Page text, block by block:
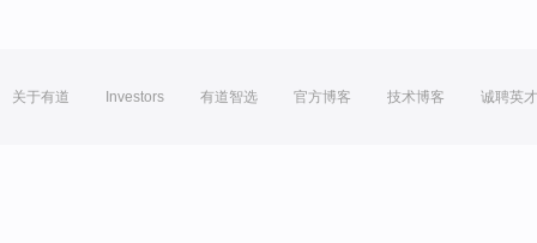
关于有道 Investors 有道智选 官方博客 技术博客 诚聘英才